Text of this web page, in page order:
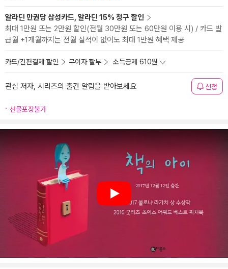
알라딘 만권당 삼성카드, 알라딘 15% 청구 할인
최대 1만원 또는 2만원 할인(전월 30만원 또는 60만원 이용 시) / 카드 발
급월 +1개월까지는 전월 실적이 없어도 최대 1만원 혜택 제공
카드/간편결제 할인 무이자 할부 소득공제 610원
관심 저자, 시리즈의 출간 알림을 받아보세요 신청
선물포장불가
Play